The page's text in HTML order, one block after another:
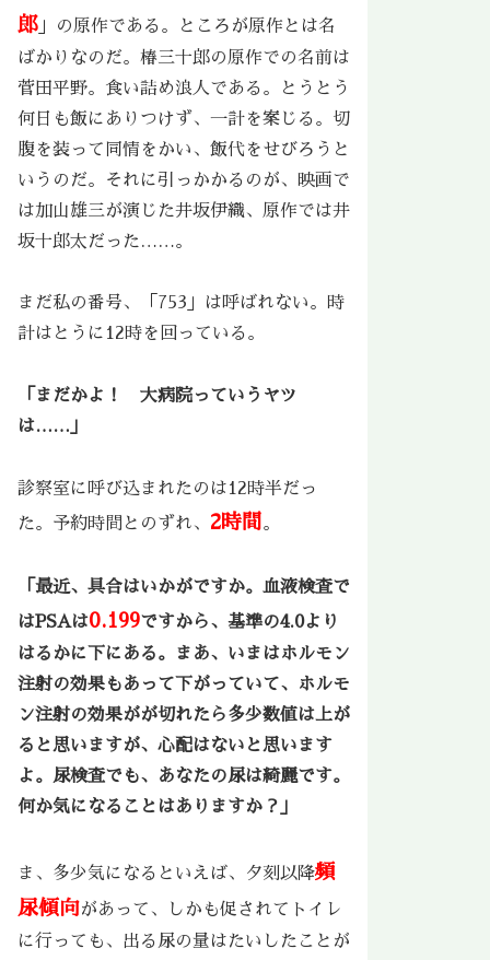
郎 」の原作である。ところが原作とは名
ばかりなのだ。椿三十郎の原作での名前は
菅田平野。食い詰め浪人である。とうとう
何日も飯にありつけず、一計を案じる。切
腹を装って同情をかい、飯代をせびろうと
いうのだ。それに引っかかるのが、映画で
は加山雄三が演じた井坂伊織、原作では井
坂十郎太だった……。
まだ私の番号、「753」は呼ばれない。時
計はとうに12時を回っている。
「まだかよ！ 大病院っていうヤツ
は……」
診察室に呼び込まれたのは12時半だっ
た。予約時間とのずれ、 2時間 。
「最近、具合はいかがですか。血液検査で
はPSAは0.199ですから、基準の4.0より
はるかに下にある。まあ、いまはホルモン
注射の効果もあって下がっていて、ホルモ
ン注射の効果がが切れたら多少数値は上が
ると思いますが、心配はないと思います
よ。尿検査でも、あなたの尿は綺麗です。
何か気になることはありますか？」
ま、多少気になるといえば、夕刻以降頻
尿傾向があって、しかも促されてトイレ
に行っても、出る尿の量はたいしたことが